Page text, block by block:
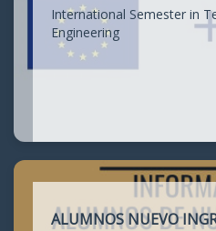
International Semester in
Engineering
ALUMNOS NUEVO